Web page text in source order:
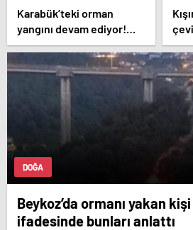
Karabük’teki orman
yangını devam ediyor!
İşte son durum
DOĞA
Beykoz’da ormanı yakan
ifadesinde bunları anlattı